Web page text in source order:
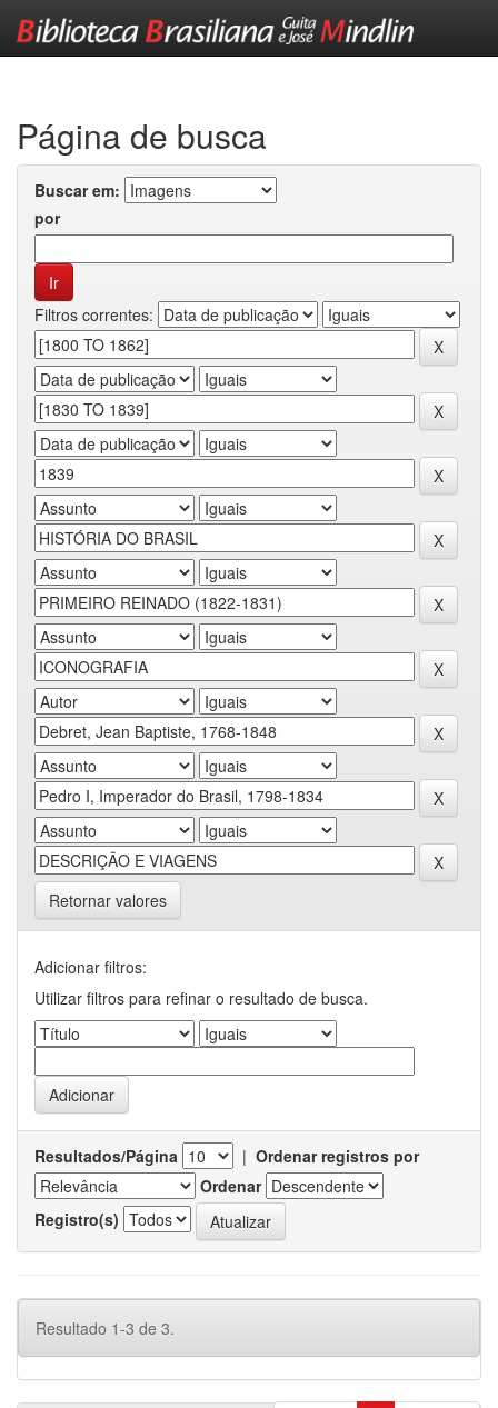
Página de busca
Buscar em:
por
Filtros correntes:
Retornar valores
Adicionar filtros:
Utilizar filtros para refinar o resultado de busca.
Resultados/Página | Ordenar registros por
Ordenar
Registro(s)
Resultado 1-3 de 3.